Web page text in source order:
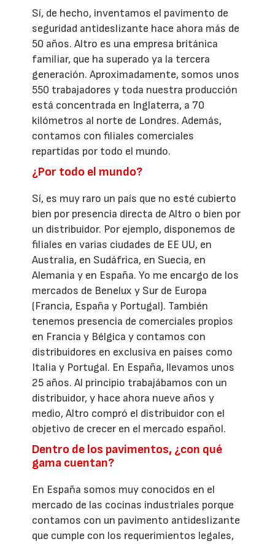
Sí, de hecho, inventamos el pavimento de
seguridad antideslizante hace ahora más de
50 años. Altro es una empresa británica
familiar, que ha superado ya la tercera
generación. Aproximadamente, somos unos
550 trabajadores y toda nuestra producción
está concentrada en Inglaterra, a 70
kilómetros al norte de Londres. Además,
contamos con filiales comerciales
repartidas por todo el mundo.
¿Por todo el mundo?
Sí, es muy raro un país que no esté cubierto
bien por presencia directa de Altro o bien por
un distribuidor. Por ejemplo, disponemos de
filiales en varias ciudades de EE UU, en
Australia, en Sudáfrica, en Suecia, en
Alemania y en España. Yo me encargo de los
mercados de Benelux y Sur de Europa
(Francia, España y Portugal). También
tenemos presencia de comerciales propios
en Francia y Bélgica y contamos con
distribuidores en exclusiva en países como
Italia y Portugal. En España, llevamos unos
25 años. Al principio trabajábamos con un
distribuidor, y hace ahora nueve años y
medio, Altro compró el distribuidor con el
objetivo de crecer en el mercado español.
Dentro de los pavimentos, ¿con qué
gama cuentan?
En España somos muy conocidos en el
mercado de las cocinas industriales porque
contamos con un pavimento antideslizante
que cumple con los requerimientos legales,